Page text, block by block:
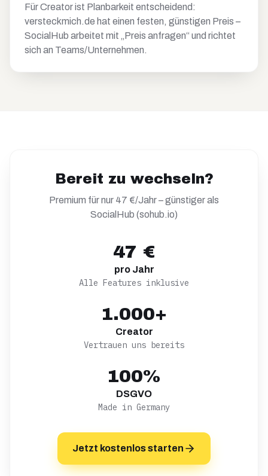
Für Creator ist Planbarkeit entscheidend:
versteckmich.de hat einen festen, günstigen Preis –
SocialHub arbeitet mit „Preis anfragen“ und richtet
sich an Teams/Unternehmen.
Bereit zu wechseln?
Premium für nur 47 €/Jahr – günstiger als
SocialHub (sohub.io)
47 €
pro Jahr
Alle Features inklusive
1.000+
Creator
Vertrauen uns bereits
100%
DSGVO
Made in Germany
Jetzt kostenlos starten